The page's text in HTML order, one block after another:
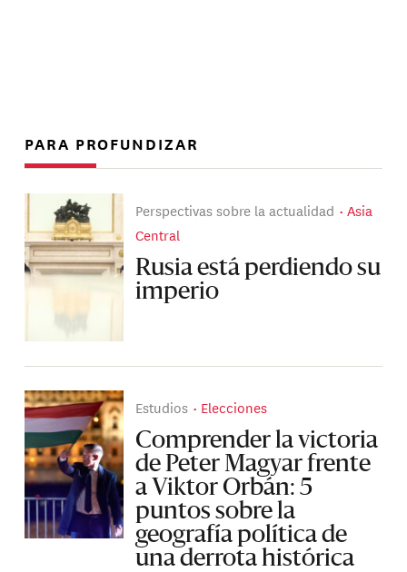
PARA PROFUNDIZAR
Perspectivas sobre la actualidad
Asia
Central
Rusia está perdiendo su
imperio
Estudios Elecciones
Comprender la victoria
de Peter Magyar frente
a Viktor Orbán: 5
puntos sobre la
geografía política de
una derrota histórica